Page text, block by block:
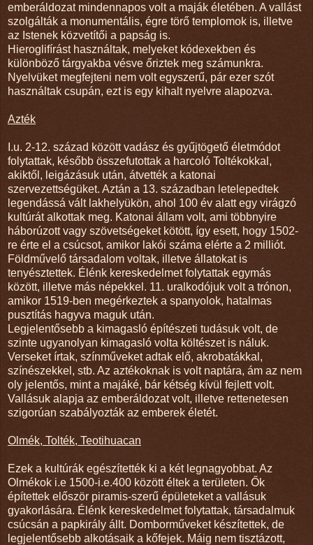
emberáldozat mindennapos volt a maják életében. A vallást
szolgálták a monumentális, égre törő templomok is, illetve
az Istenek közvetítői a papság is.
Hieroglifírást használtak, melyeket kódexekben és
különböző tárgyakba vésve őriztek meg számunkra.
Nyelvüket megfejteni nem volt egyszerű, pár ezer szót
használtak csupán, ezt is egy kihalt nyelvre alapozva.
Azték
I.u. 2-12. század között vadász és gyűjtögető életmódot
folytattak, később összefutottak a harcoló Toltékokkal,
akiktől, leigázásuk után, átvették a katonai
szervezettségüket. Aztán a 13. században letelepedtek
legendássá vált lakhelyükön, ahol 100 év alatt egy virágzó
kultúrát alkottak meg. Katonai állam volt, ami többnyire
háborúzott vagy szövetségeket kötött, így esett, hogy 1502-
re érte el a csúcsot, amikor lakói száma elérte a 2 milliót.
Földművelő társadalom voltak, illetve állatokat is
tenyésztettek. Élénk kereskedelmet folytattak egymás
között, illetve más népekkel. 11. uralkodójuk volt a trónon,
amikor 1519-ben megérkeztek a spanyolok, hatalmas
pusztítás hagyva maguk után.
Legjelentősebb a kimagasló építészeti tudásuk volt, de
szinte ugyanolyan kimagasló volta költészet is náluk.
Verseket írtak, színműveket adtak elő, akrobatákkal,
színészekkel, stb. Az aztékoknak is volt naptára, ám az nem
oly jelentős, mint a majáké, bár kétség kívül fejlett volt.
Vallásuk alapja az emberáldozat volt, illetve rettenetesen
szigorúan szabályozták az emberek életét.
Olmék, Tolték, Teotihuacan
Ezek a kultúrák egészítették ki a két legnagyobbat. Az
Olmékok i.e 1500-i.e.400 között éltek a területen. Ők
építettek először piramis-szerű épületeket a vallásuk
gyakorlására. Élénk kereskedelmet folytattak, társadalmuk
csúcsán a papkirály állt. Domborműveket készítettek, de
legjelentősebb alkotásaik a kőfejek. Máig nem tisztázott,